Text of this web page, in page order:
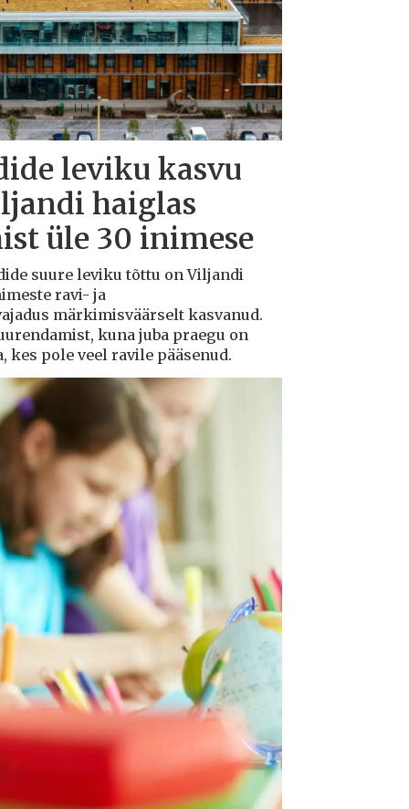
leviku kasvu
haiglas
üle 30 inimese
suure leviku tõttu on Viljandi
ravi- ja
märkimisväärselt kasvanud.
kuna juba praegu on
kes pole veel ravile pääsenud.